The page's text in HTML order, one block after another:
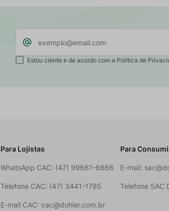
Estou ciente e de acordo com a Política de
Para Lojistas
WhatsApp CAC: (47) 99661-6666
Telefone CAC: (47) 3441-1785
E-mail CAC: cac@dohler.com.br
Para
E-mail:
Telefone